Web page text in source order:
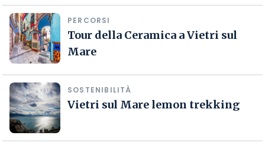
PERCORSI
Tour della Ceramica a Vietri sul
Mare
SOSTENIBILITÀ
Vietri sul Mare lemon trekking